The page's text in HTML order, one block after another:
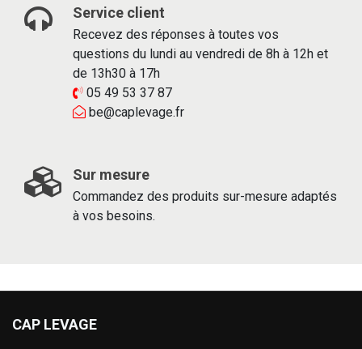
Service client
Recevez des réponses à toutes vos
questions du lundi au vendredi de 8h à 12h et
de 13h30 à 17h
05 49 53 37 87
be@caplevage.fr
Sur mesure
Commandez des produits sur-mesure adaptés
à vos besoins.
CAP LEVAGE